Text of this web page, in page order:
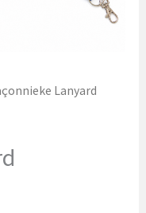
Lanyard